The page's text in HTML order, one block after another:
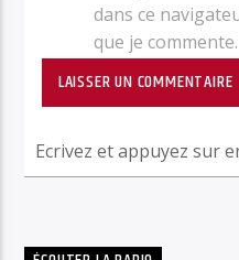
dans ce
que je commente.